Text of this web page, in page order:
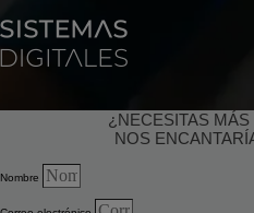
¿NECESITAS
NOS
Nombre